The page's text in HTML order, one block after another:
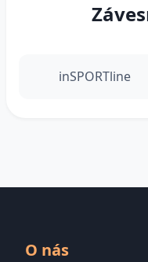
inSPORTline
O nás